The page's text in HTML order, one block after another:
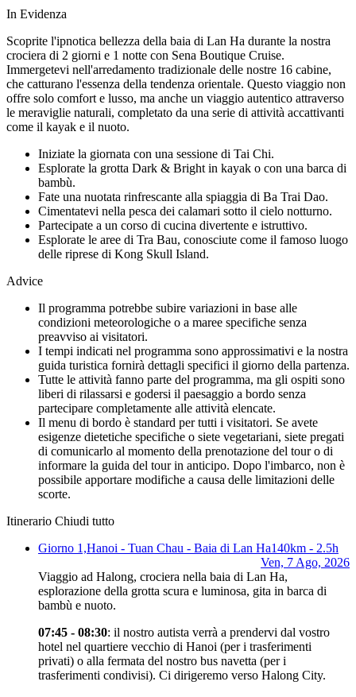
In Evidenza
Scoprite l'ipnotica bellezza della baia di Lan Ha durante la nostra
crociera di 2 giorni e 1 notte con Sena Boutique Cruise.
Immergetevi nell'arredamento tradizionale delle nostre 16 cabine,
che catturano l'essenza della tendenza orientale. Questo viaggio non
offre solo comfort e lusso, ma anche un viaggio autentico attraverso
le meraviglie naturali, completato da una serie di attività accattivanti
come il kayak e il nuoto.
Iniziate la giornata con una sessione di Tai Chi.
Esplorate la grotta Dark & Bright in kayak o con una barca di
bambù.
Fate una nuotata rinfrescante alla spiaggia di Ba Trai Dao.
Cimentatevi nella pesca dei calamari sotto il cielo notturno.
Partecipate a un corso di cucina divertente e istruttivo.
Esplorate le aree di Tra Bau, conosciute come il famoso luogo
delle riprese di Kong Skull Island.
Advice
Il programma potrebbe subire variazioni in base alle
condizioni meteorologiche o a maree specifiche senza
preavviso ai visitatori.
I tempi indicati nel programma sono approssimativi e la nostra
guida turistica fornirà dettagli specifici il giorno della partenza.
Tutte le attività fanno parte del programma, ma gli ospiti sono
liberi di rilassarsi e godersi il paesaggio a bordo senza
partecipare completamente alle attività elencate.
Il menu di bordo è standard per tutti i visitatori. Se avete
esigenze dietetiche specifiche o siete vegetariani, siete pregati
di comunicarlo al momento della prenotazione del tour o di
informare la guida del tour in anticipo. Dopo l'imbarco, non è
possibile apportare modifiche a causa delle limitazioni delle
scorte.
Itinerario Chiudi tutto
Giorno 1,Hanoi - Tuan Chau - Baia di Lan Ha140km - 2.5h
Ven, 7 Ago, 2026
Viaggio ad Halong, crociera nella baia di Lan Ha,
esplorazione della grotta scura e luminosa, gita in barca di
bambù e nuoto.
07:45 - 08:30: il nostro autista verrà a prendervi dal vostro
hotel nel quartiere vecchio di Hanoi (per i trasferimenti
privati) o alla fermata del nostro bus navetta (per i
trasferimenti condivisi). Ci dirigeremo verso Halong City.